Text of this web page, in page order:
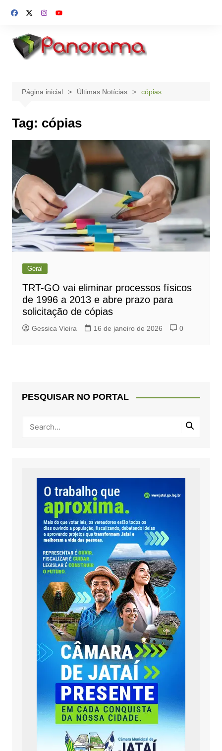
para
conteúdo
Página inicial Últimas Notícias cópias
Tag: cópias
Geral
TRT-GO vai eliminar processos físicos
de 1996 a 2013 e abre prazo para
solicitação de cópias
Gessica Vieira 16 de janeiro de 2026 0
PESQUISAR NO PORTAL